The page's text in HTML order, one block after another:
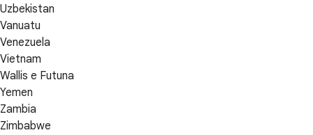
Uzbekistan
Vanuatu
Venezuela
Vietnam
Wallis e Futuna
Yemen
Zambia
Zimbabwe